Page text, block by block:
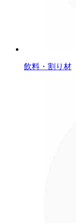
飲料・割り材